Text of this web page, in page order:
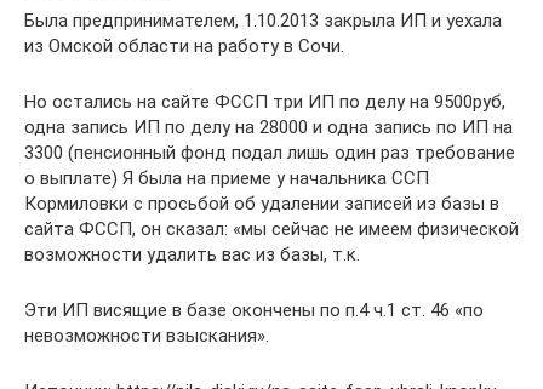
Была предпринимателем, 1.10.2013 закрыла ИП и уехала
из Омской области на работу в Сочи.
Но остались на сайте ФССП три ИП по делу на 9500руб,
одна запись ИП по делу на 28000 и одна запись по ИП на
3300 (пенсионный фонд подал лишь один раз требование
о выплате) Я была на приеме у начальника ССП
Кормиловки с просьбой об удалении записей из базы в
сайта ФССП, он сказал: «мы сейчас не имеем физической
возможности удалить вас из базы, т.к.
Эти ИП висящие в базе окончены по п.4 ч.1 ст. 46 «по
невозможности взыскания».